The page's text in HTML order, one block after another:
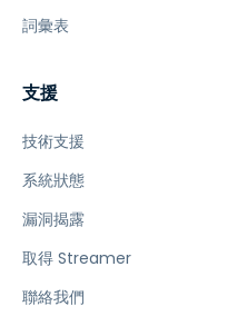
詞彙表
支援
技術支援
系統狀態
漏洞揭露
取得 Streamer
聯絡我們